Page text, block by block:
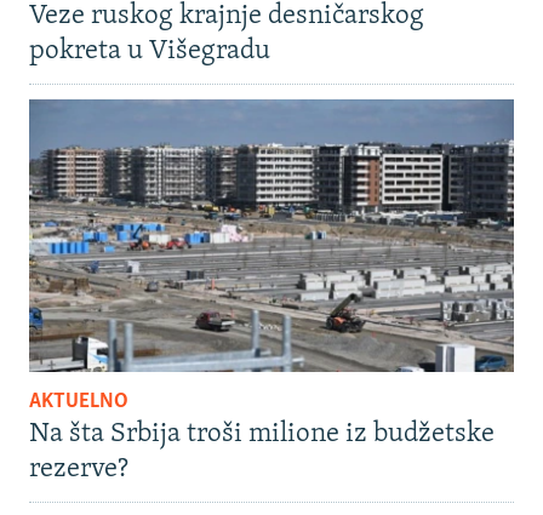
Veze ruskog krajnje desničarskog
pokreta u Višegradu
AKTUELNO
Na šta Srbija troši milione iz budžetske
rezerve?